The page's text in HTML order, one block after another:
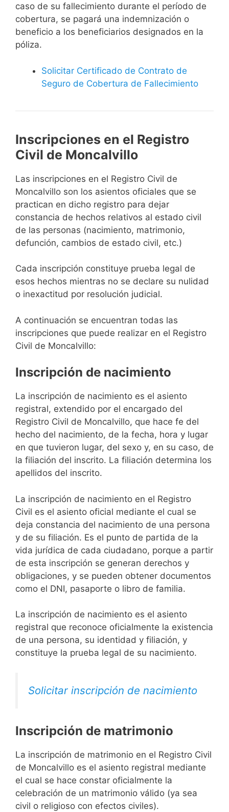
caso de su fallecimiento durante el período de
cobertura, se pagará una indemnización o
beneficio a los beneficiarios designados en la
póliza.
Solicitar Certificado de Contrato de
Seguro de Cobertura de Fallecimiento
Inscripciones en el Registro
Civil de Moncalvillo
Las inscripciones en el Registro Civil de
Moncalvillo son los asientos oficiales que se
practican en dicho registro para dejar
constancia de hechos relativos al estado civil
de las personas (nacimiento, matrimonio,
defunción, cambios de estado civil, etc.)
Cada inscripción constituye prueba legal de
esos hechos mientras no se declare su nulidad
o inexactitud por resolución judicial.
A continuación se encuentran todas las
inscripciones que puede realizar en el Registro
Civil de Moncalvillo:
Inscripción de nacimiento
La inscripción de nacimiento es el asiento
registral, extendido por el encargado del
Registro Civil de Moncalvillo, que hace fe del
hecho del nacimiento, de la fecha, hora y lugar
en que tuvieron lugar, del sexo y, en su caso, de
la filiación del inscrito. La filiación determina los
apellidos del inscrito.
La inscripción de nacimiento en el Registro
Civil es el asiento oficial mediante el cual se
deja constancia del nacimiento de una persona
y de su filiación. Es el punto de partida de la
vida jurídica de cada ciudadano, porque a partir
de esta inscripción se generan derechos y
obligaciones, y se pueden obtener documentos
como el DNI, pasaporte o libro de familia.
La inscripción de nacimiento es el asiento
registral que reconoce oficialmente la existencia
de una persona, su identidad y filiación, y
constituye la prueba legal de su nacimiento.
Solicitar inscripción de nacimiento
Inscripción de matrimonio
La inscripción de matrimonio en el Registro Civil
de Moncalvillo es el asiento registral mediante
el cual se hace constar oficialmente la
celebración de un matrimonio válido (ya sea
civil o religioso con efectos civiles).